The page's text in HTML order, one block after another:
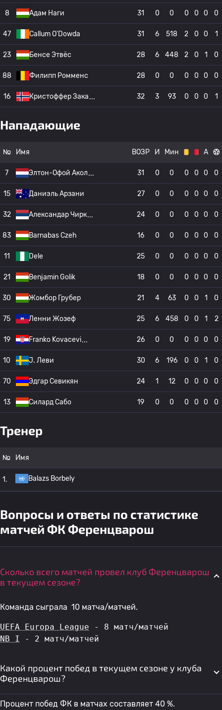
8 Адам Наги 31 0 0 0 0 0 0
47 Callum O'Dowda 31 6 518 2 0 0 1
23 Бенсе Этвёс 28 6 448 2 0 1 0
88 Филипп Ромменс 28 0 0 0 0 0 0
16 Кристоффер Зака 32 3 93 0 0 0 1
Нападающие
№ Имя ВОЗР И Мин А
7 Элтон-Офой Акол 31 0 0 0 0 0 0
15 Даниэль Арзани 27 0 0 0 0 0 0
32 Александар Чирк 24 0 0 0 0 0 0
83 Barnabas Czeh 16 0 0 0 0 0 0
11 Dele 25 0 0 0 0 0 0
21 Benjamin Golik 18 0 0 0 0 0 0
30 Жомбор Грубер 21 4 63 0 0 1 0
75 Ленни Жозеф 25 6 458 0 0 1 2
19 Franko Kovacevi 26 0 0 0 0 0 0
10 J. Леви 30 6 196 0 0 1 0
70 Эдгар Севикян 24 1 12 0 0 0 0
13 Силард Сабо 19 0 0 0 0 0 0
Тренер
№ Имя
1. Balazs Borbely
Вопросы и ответы по статистике
матчей ФК Ференцварош
Сколько всего матчей провел клуб Ференцварош
в текущем сезоне?
Команда сыграла 10 матча/матчей.
UEFA Europa League - 8 матч/матчей
NB I
- 2 матч/матчей
Какой процент побед в текущем сезоне у клуба
Ференцварош?
Процент побед ФК в матчах составляет 40 %.